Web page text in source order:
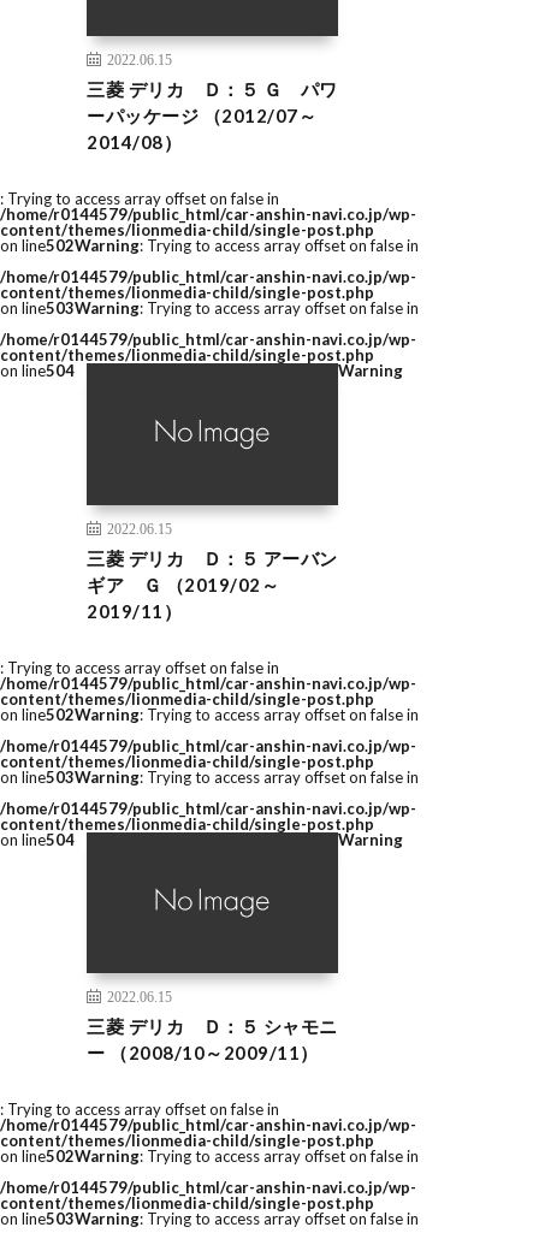
2022.06.15
三菱 デリカ Ｄ：５ Ｇ パワ
ーパッケージ （2012/07～
2014/08）
: Trying to access array offset on false in
/home/r0144579/public_html/car-anshin-navi.co.jp/wp-
content/themes/lionmedia-child/single-post.php
on line502Warning: Trying to access array offset on false in
/home/r0144579/public_html/car-anshin-navi.co.jp/wp-
content/themes/lionmedia-child/single-post.php
on line503Warning: Trying to access array offset on false in
/home/r0144579/public_html/car-anshin-navi.co.jp/wp-
content/themes/lionmedia-child/single-post.php
on line504
2022.06.15
三菱 デリカ Ｄ：５ アーバン
ギア Ｇ （2019/02～
2019/11）
Warning
: Trying to access array offset on false in
/home/r0144579/public_html/car-anshin-navi.co.jp/wp-
content/themes/lionmedia-child/single-post.php
on line502Warning: Trying to access array offset on false in
/home/r0144579/public_html/car-anshin-navi.co.jp/wp-
content/themes/lionmedia-child/single-post.php
on line503Warning: Trying to access array offset on false in
/home/r0144579/public_html/car-anshin-navi.co.jp/wp-
content/themes/lionmedia-child/single-post.php
on line504
2022.06.15
三菱 デリカ Ｄ：５ シャモニ
ー （2008/10～2009/11）
Warning
: Trying to access array offset on false in
/home/r0144579/public_html/car-anshin-navi.co.jp/wp-
content/themes/lionmedia-child/single-post.php
on line502Warning: Trying to access array offset on false in
/home/r0144579/public_html/car-anshin-navi.co.jp/wp-
content/themes/lionmedia-child/single-post.php
on line503Warning: Trying to access array offset on false in